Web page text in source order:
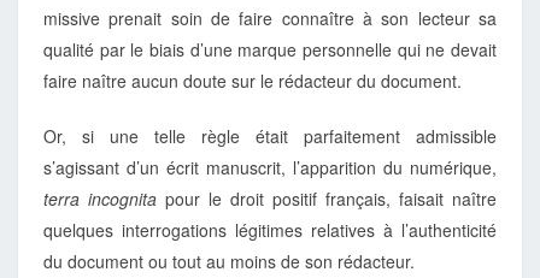
missive prenait soin de faire connaître à son lecteur sa
qualité par le biais d’une marque personnelle qui ne devait
faire naître aucun doute sur le rédacteur du document.
Or, si une telle règle était parfaitement admissible
s’agissant d’un écrit manuscrit, l’apparition du numérique,
terra incognita pour le droit positif français, faisait naître
quelques interrogations légitimes relatives à l’authenticité
du document ou tout au moins de son rédacteur.